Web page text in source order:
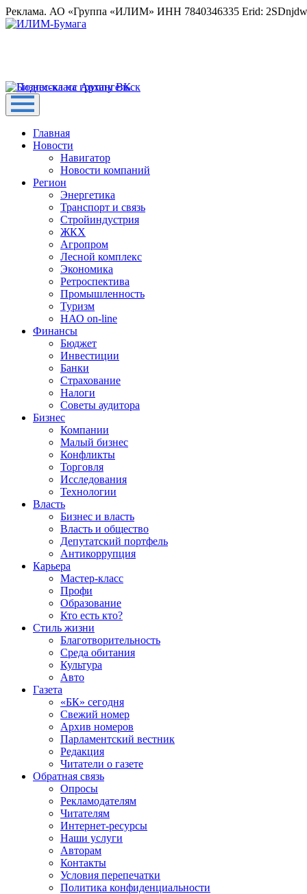
Реклама. АО «Группа «ИЛИМ» ИНН 7840346335 Erid:
Главная
Новости
Навигатор
Новости компаний
Регион
Энергетика
Транспорт и связь
Стройиндустрия
ЖКХ
Агропром
Лесной комплекс
Экономика
Ретроспектива
Промышленность
Туризм
НАО on-line
Финансы
Бюджет
Инвестиции
Банки
Страхование
Налоги
Советы аудитора
Бизнес
Компании
Малый бизнес
Конфликты
Торговля
Исследования
Технологии
Власть
Бизнес и власть
Власть и общество
Депутатский портфель
Антикоррупция
Карьера
Мастер-класс
Профи
Образование
Кто есть кто?
Стиль жизни
Благотворительность
Среда обитания
Культура
Авто
Газета
«БК» сегодня
Свежий номер
Архив номеров
Парламентский вестник
Редакция
Читатели о газете
Обратная связь
Опросы
Рекламодателям
Читателям
Интернет-ресурсы
Наши услуги
Авторам
Контакты
Условия перепечатки
Политика конфиденциальности